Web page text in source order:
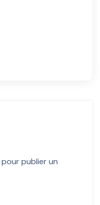
pour publier un